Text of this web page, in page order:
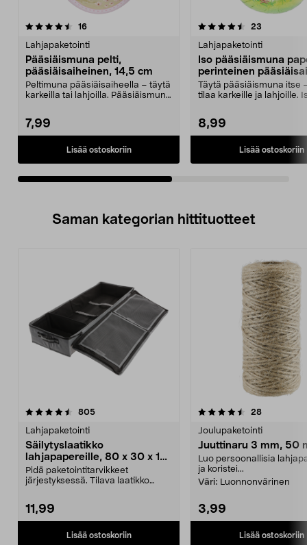
16arvostelut
Lahjapaketointi
Pääsiäismuna pelti,
pääsiäisaiheinen, 14,5 cm
Peltimuna pääsiäisaiheella – täytä
karkeilla tai lahjoilla. Pääsiäismuna
7,99
Lisää ostoskoriin
4.5viidestä
23
Lahjapaketointi
Iso pääsiäismuna
perinteinen
cm
Täytä pääsiäismuna itse
tilaa karkeille ja lahjoille.
8,99
Lisää ostoskoriin
4.0viidestä
Saman kategorian hittituotteet
805arvostelut
Lahjapaketointi
Säilytyslaatikko
lahjapapereille, 80 x 30 x 12
cm
Pidä paketointitarvikkeet
järjestyksessä. Tilava laatikko
11,99
Lisää ostoskoriin
4.5 viidestä
28arvostelut
Joulupaketointi
Juuttinaru 3 mm, 50
Luo persoonallisia
ja koristei...
Väri: Luonnonvärinen
3,99
Lisää ostoskoriin
4.0 viidestä